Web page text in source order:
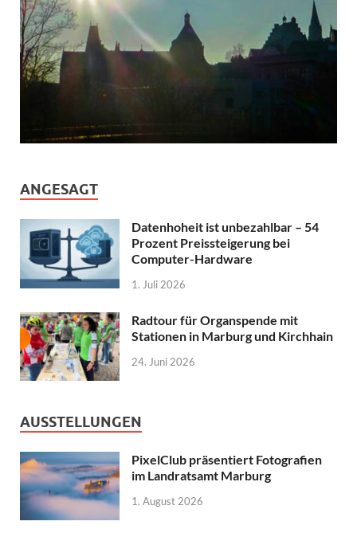
ANGESAGT
Datenhoheit ist unbezahlbar – 54
Prozent Preissteigerung bei
Computer-Hardware
1. Juli 2026
Radtour für Organspende mit
Stationen in Marburg und Kirchhain
24. Juni 2026
AUSSTELLUNGEN
PixelClub präsentiert Fotografien
im Landratsamt Marburg
1. August 2026